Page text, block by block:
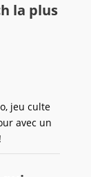
la plus
jeu culte
avec un